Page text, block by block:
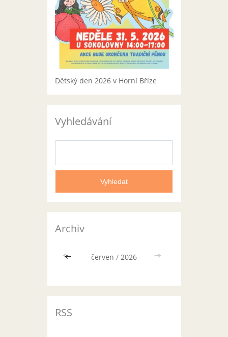
Dětský den 2026 v Horní Bříze
Vyhledávání
Archiv
<< červen / 2026 >>
RSS